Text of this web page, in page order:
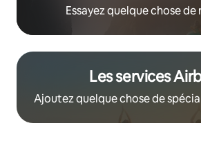
Essayez quelque chose de
Les services
Ajoutez quelque chose de